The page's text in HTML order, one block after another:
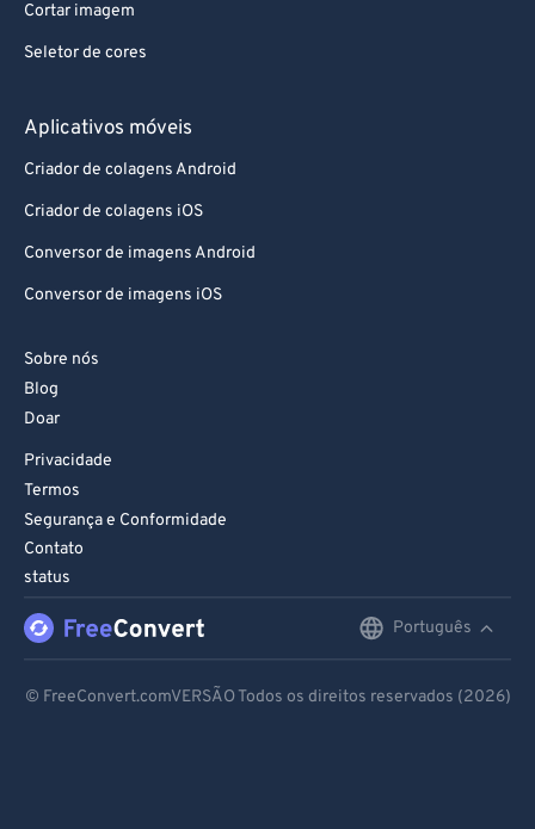
Cortar imagem
Seletor de cores
Aplicativos móveis
Criador de colagens Android
Criador de colagens iOS
Conversor de imagens Android
Conversor de imagens iOS
Sobre nós
Blog
Doar
Privacidade
Termos
Segurança e Conformidade
Contato
status
Português
© FreeConvert.comVERSÃO Todos os direitos reservados (2026)